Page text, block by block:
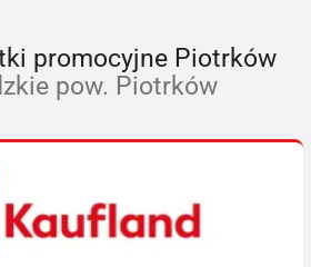
promocyjne Piotrków
pow. Piotrków